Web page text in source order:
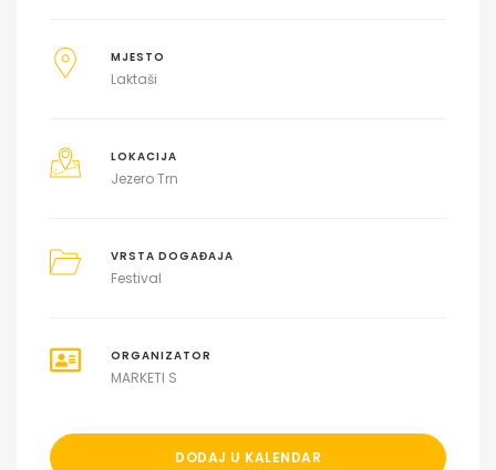
MJESTO
Laktaši
LOKACIJA
Jezero Trn
VRSTA DOGAĐAJA
Festival
ORGANIZATOR
MARKETI S
DODAJ U KALENDAR